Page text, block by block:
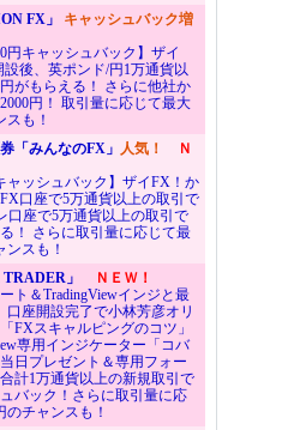
FX」 キャッシュバック増
円キャッシュバック】ザイ
後、英ポンド/円1万通貨以
がもらえる！ さらに他社か
円！ 取引量に応じて最大
スも！
「みんなのFX」 人気！
Ｎ
ャッシュバック】ザイFX！か
口座で5万通貨以上の取引で
口座で5万通貨以上の取引で
！ さらに取引量に応じて最
ンスも！
」
ＮＥＷ！
ト＆TradingViewインジと最
口座開設完了で小林芳彦オリ
FXスキャルピングのコツ」
専用インジケーター「コバ
日プレゼント＆専用フォー
計1万通貨以上の新規取引で
バック！さらに取引量に応
のチャンスも！